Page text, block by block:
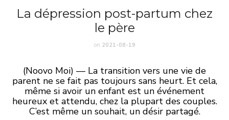
La dépression post-partum chez
le père
on 2021-08-19
(Noovo Moi) — La transition vers une vie de
parent ne se fait pas toujours sans heurt. Et cela,
même si avoir un enfant est un événement
heureux et attendu, chez la plupart des couples.
C’est même un souhait, un désir partagé.